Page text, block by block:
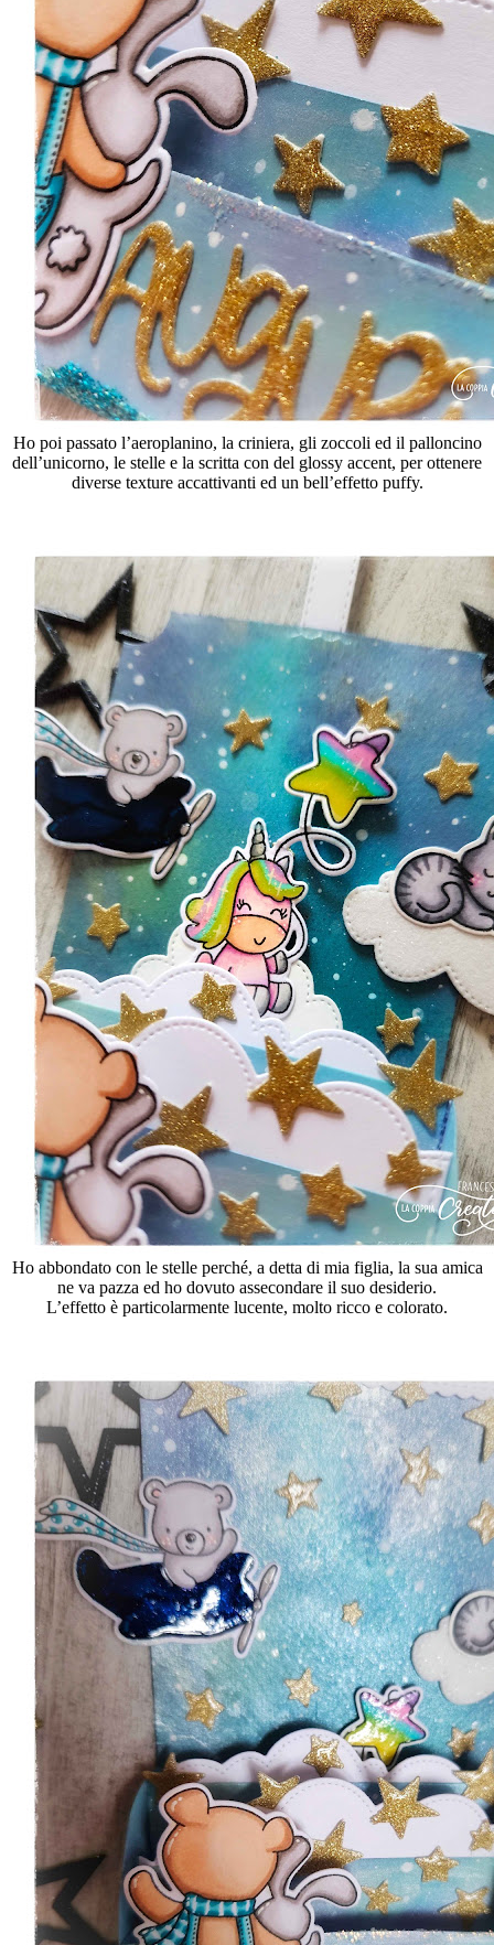
Ho poi passato l’aeroplanino, la criniera, gli zoccoli ed il palloncino
dell’unicorno, le stelle e la scritta con del glossy accent, per ottenere
diverse texture accattivanti ed un bell’effetto puffy.
Ho abbondato con le stelle perché, a detta di mia figlia, la sua amica
ne va pazza ed ho dovuto assecondare il suo desiderio.
L’effetto è particolarmente lucente, molto ricco e colorato.